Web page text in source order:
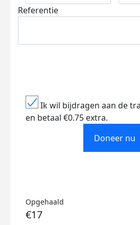
Referentie
Ik wil bijdragen aan de
en betaal €0.75 extra.
Doneer nu
Opgehaald
€17